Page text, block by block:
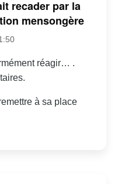
recader par la
mensongère
réagir… .
à sa place